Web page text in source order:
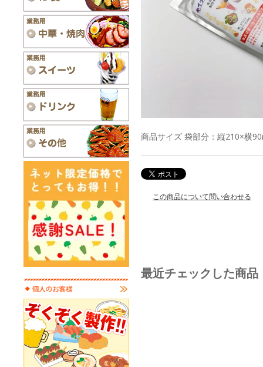
商品サイズ 袋部分：縦210×横
この商品について問い合わせる
最近チェックした商品